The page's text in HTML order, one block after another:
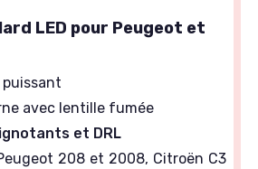
LED pour Peugeot et
puissant
avec lentille fumée
et DRL
208 et 2008, Citroën C3